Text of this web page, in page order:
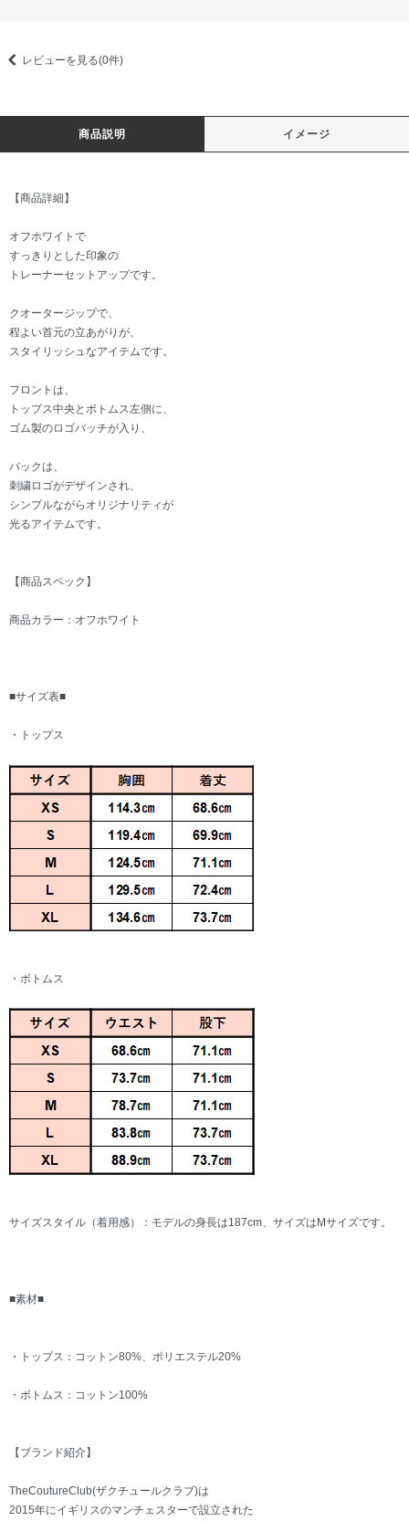
レビューを見る(0件)
商品説明 イメージ
【商品詳細】
オフホワイトで
すっきりとした印象の
トレーナーセットアップです。
クオータージップで、
程よい首元の立あがりが、
スタイリッシュなアイテムです。
フロントは、
トップス中央とボトムス左側に、
ゴム製のロゴバッチが入り、
バックは、
刺繍ロゴがデザインされ、
シンプルながらオリジナリティが
光るアイテムです。
【商品スペック】
商品カラー：オフホワイト
■サイズ表■
・トップス
・ボトムス
サイズスタイル（着用感）：モデルの身長は187cm、サイズはMサイズです。
■素材■
・トップス：コットン80%、ポリエステル20%
・ボトムス：コットン100%
【ブランド紹介】
TheCoutureClub(ザクチュールクラブ)は
2015年にイギリスのマンチェスターで設立された